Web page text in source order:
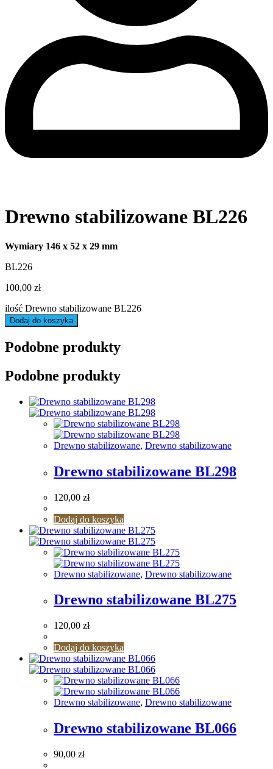
Drewno stabilizowane BL226
Wymiary 146 x 52 x 29 mm
BL226
100,00 zł
ilość Drewno stabilizowane BL226
Dodaj do koszyka
Podobne produkty
Podobne produkty
Drewno stabilizowane, Drewno stabilizowane
Drewno stabilizowane BL298
120,00 zł
Dodaj do koszyka
Drewno stabilizowane, Drewno stabilizowane
Drewno stabilizowane BL275
120,00 zł
Dodaj do koszyka
Drewno stabilizowane, Drewno stabilizowane
Drewno stabilizowane BL066
90,00 zł